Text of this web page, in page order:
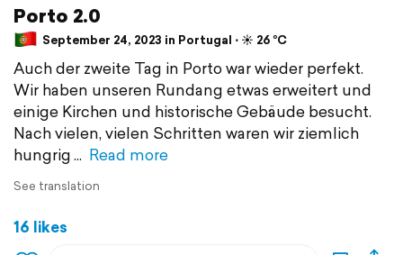
Porto 2.0
September 24, 2023 in Portugal ⋅ ☀️ 26 °C
Auch der zweite Tag in Porto war wieder perfekt.
Wir haben unseren Rundang etwas erweitert und
einige Kirchen und historische Gebäude besucht.
Nach vielen, vielen Schritten waren wir ziemlich
hungrig
Read more
See translation
16 likes